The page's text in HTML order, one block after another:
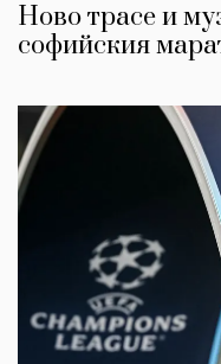
Ново трасе и
софийския